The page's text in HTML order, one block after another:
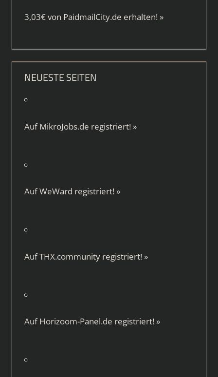
3,03€ von PaidmailCity.de erhalten! »
NEUESTE SEITEN
AufMikroJobs.de registriert! »
AufWeWard registriert! »
AufTHX.communityregistriert! »
AufHorizoom-Panel.de registriert! »